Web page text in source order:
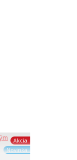
Akcia
Novinka